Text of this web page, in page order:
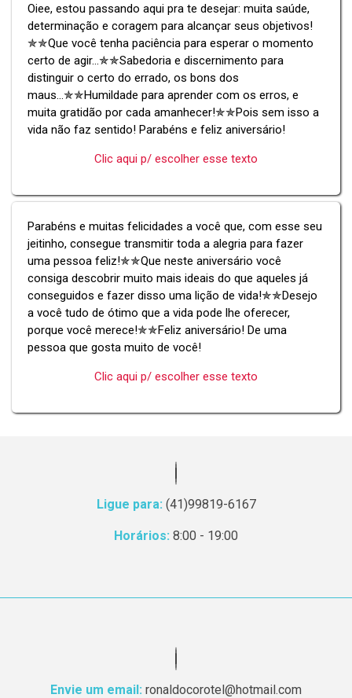
Oiee, estou passando aqui pra te desejar: muita saúde,
determinação e coragem para alcançar seus objetivos!
✯✯Que você tenha paciência para esperar o momento
certo de agir...✯✯Sabedoria e discernimento para
distinguir o certo do errado, os bons dos
maus...✯✯Humildade para aprender com os erros, e
muita gratidão por cada amanhecer!✯✯Pois sem isso a
vida não faz sentido! Parabéns e feliz aniversário!
Clic aqui p/ escolher esse texto
Parabéns e muitas felicidades a você que, com esse seu
jeitinho, consegue transmitir toda a alegria para fazer
uma pessoa feliz!✯✯Que neste aniversário você
consiga descobrir muito mais ideais do que aqueles já
conseguidos e fazer disso uma lição de vida!✯✯Desejo
a você tudo de ótimo que a vida pode lhe oferecer,
porque você merece!✯✯Feliz aniversário! De uma
pessoa que gosta muito de você!
Clic aqui p/ escolher esse texto
Ligue para: (41)99819-6167
Horários: 8:00 - 19:00
Envie um email: ronaldocorotel@hotmail.com